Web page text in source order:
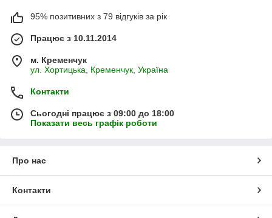
95% позитивних з 79 відгуків за рік
Працює з 10.11.2014
м. Кременчук
ул. Хортицька, Кременчук, Україна
Контакти
Сьогодні працює з 09:00 до 18:00
Показати весь графік роботи
Про нас
Контакти